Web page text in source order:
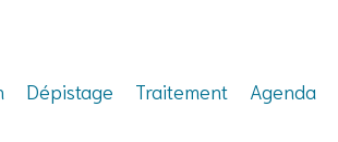
Dépistage Traitement Agenda